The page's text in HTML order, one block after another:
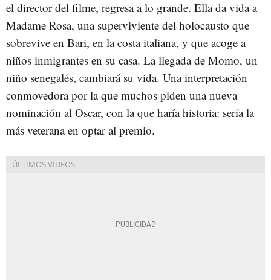
el director del filme, regresa a lo grande. Ella da vida a
Madame Rosa, una superviviente del holocausto que
sobrevive en Bari, en la costa italiana, y que acoge a
niños inmigrantes en su casa. La llegada de Momo, un
niño senegalés, cambiará su vida. Una interpretación
conmovedora por la que muchos piden una nueva
nominación al Oscar, con la que haría historia: sería la
más veterana en optar al premio.